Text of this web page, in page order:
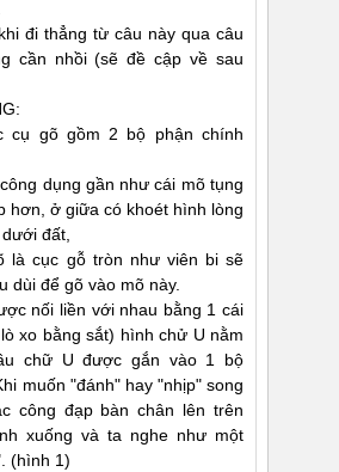
đi thẳng từ câu này qua câu
cần nhồi (sẽ đề cập về sau
cụ gõ gồm 2 bộ phận chính
dụng gần như cái mõ tụng
hơn, ở giữa có khoét hình lòng
đất,
là cục gỗ tròn như viên bi sẽ
dùi để gõ vào mõ này.
nối liền với nhau bằng 1 cái
xo bằng sắt) hình chử U nằm
chữ U được gắn vào 1 bộ
muốn "đánh" hay "nhịp" song
công đạp bàn chân lên trên
xuống và ta nghe như một
(hình 1)